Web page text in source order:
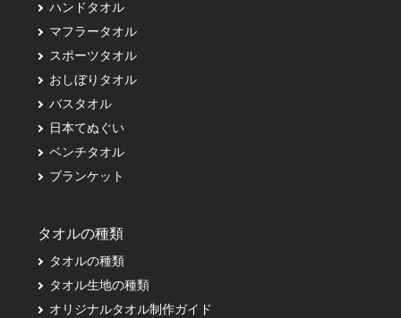
ハンドタオル
マフラータオル
スポーツタオル
おしぼりタオル
バスタオル
日本てぬぐい
ベンチタオル
ブランケット
タオルの種類
タオルの種類
タオル生地の種類
オリジナルタオル制作ガイド